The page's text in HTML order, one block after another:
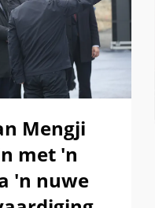
Mengji
met 'n
'n nuwe